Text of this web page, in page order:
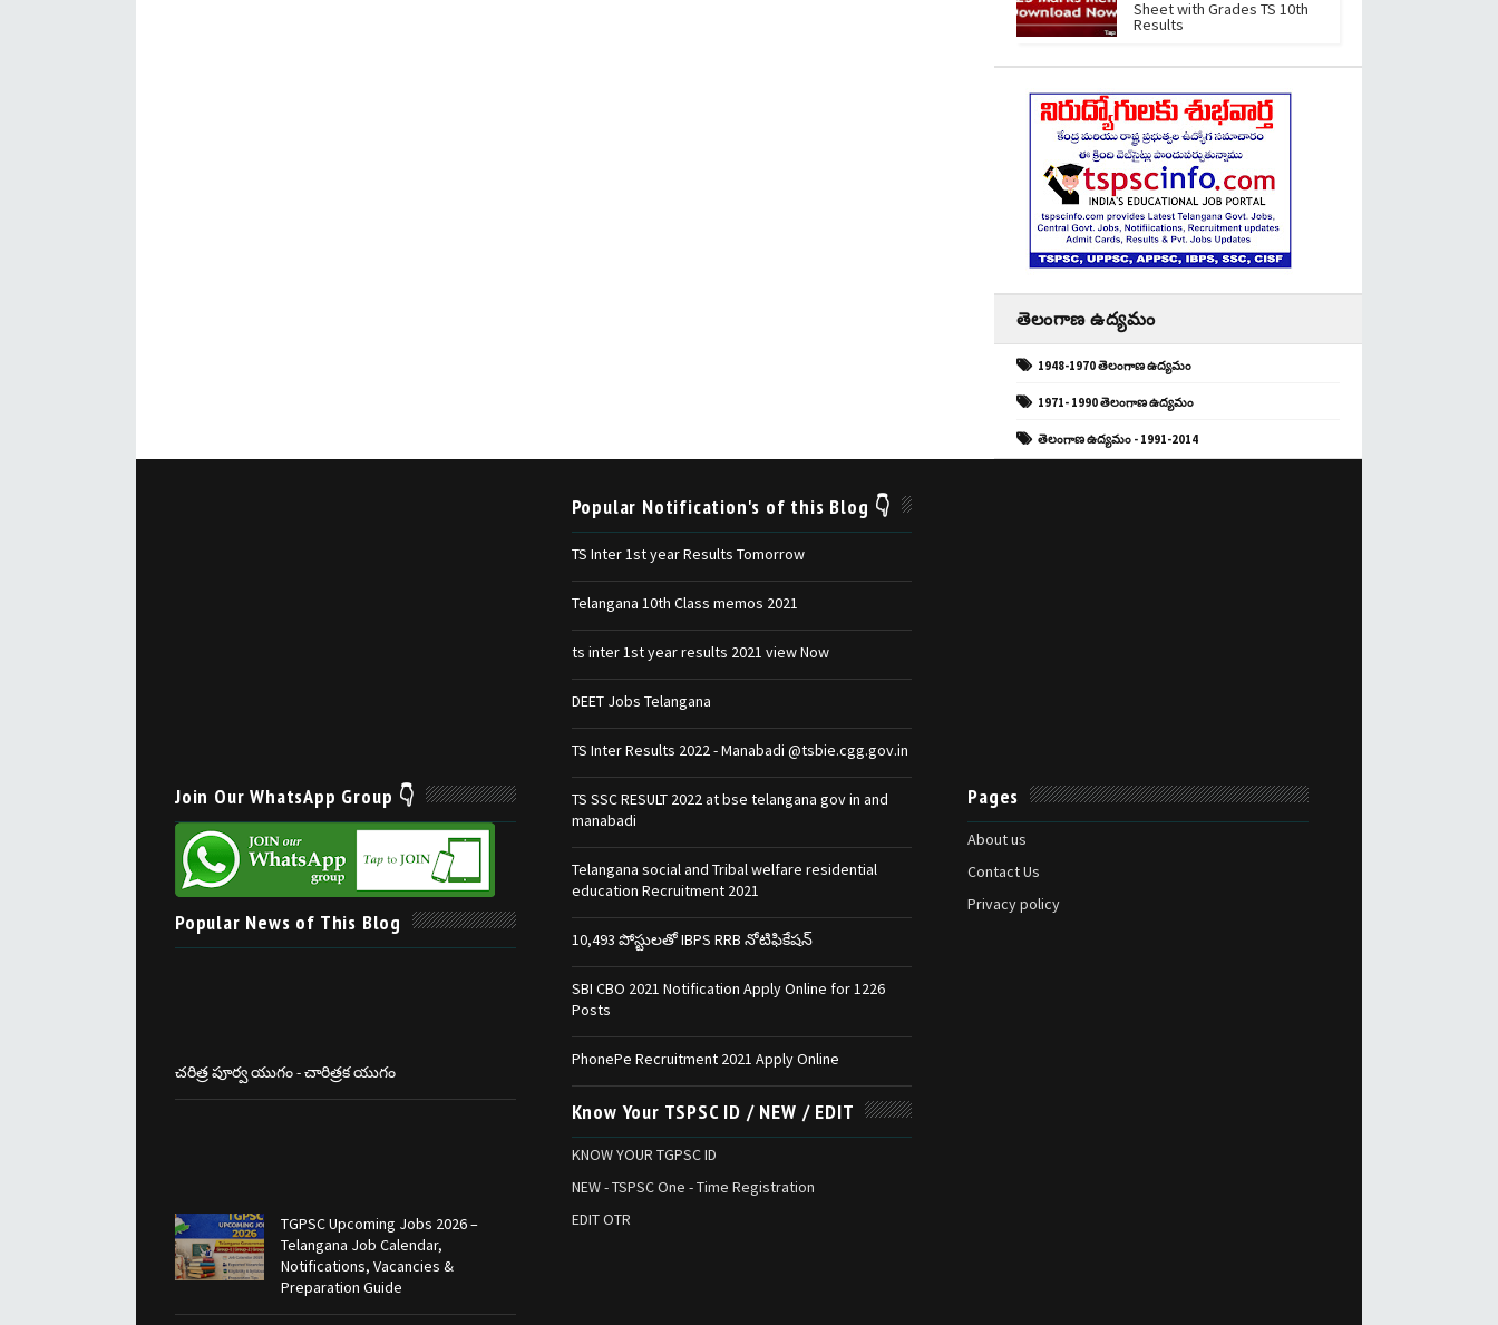
Sheet with Grades TS 10th
Results
తెలంగాణ ఉద్యమం
1948-1970 తెలంగాణ ఉద్యమం
1971- 1990 తెలంగాణ ఉద్యమం
తెలంగాణ ఉద్యమం - 1991-2014
Join Our WhatsApp Group 👇
Popular News of This Blog
చరిత్ర పూర్వ యుగం - చారిత్రక యుగం
TGPSC Upcoming Jobs 2026 –
Telangana Job Calendar,
Notifications, Vacancies &
Preparation Guide
Popular Notification's of this Blog 👇
TS Inter 1st year Results Tomorrow
Telangana 10th Class memos 2021
ts inter 1st year results 2021 view Now
DEET Jobs Telangana
TS Inter Results 2022 - Manabadi @tsbie.cgg.gov.in
TS SSC RESULT 2022 at bse telangana gov in and
manabadi
Telangana social and Tribal welfare residential
education Recruitment 2021
10,493 పోస్టులతో IBPS RRB నోటిఫికేషన్‌
SBI CBO 2021 Notification Apply Online for 1226
Posts
PhonePe Recruitment 2021 Apply Online
Know Your TSPSC ID / NEW / EDIT
KNOW YOUR TGPSC ID
NEW - TSPSC One - Time Registration
EDIT OTR
Pages
About us
Contact Us
Privacy policy